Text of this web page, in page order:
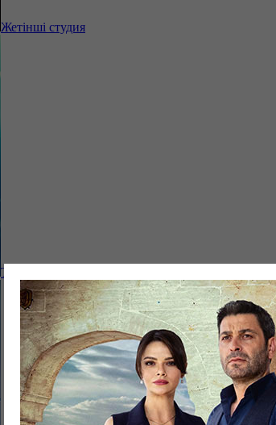
Жетінші студия
Тағдырлас тамырлар